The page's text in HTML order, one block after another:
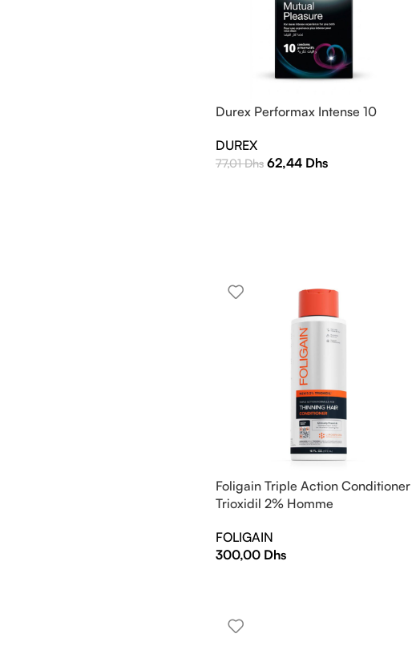
Durex Performax Intense 10
DUREX
77,01Dhs 62,44 Dhs
Foligain Triple Action Conditioner
Trioxidil 2% Homme
FOLIGAIN
300,00 Dhs